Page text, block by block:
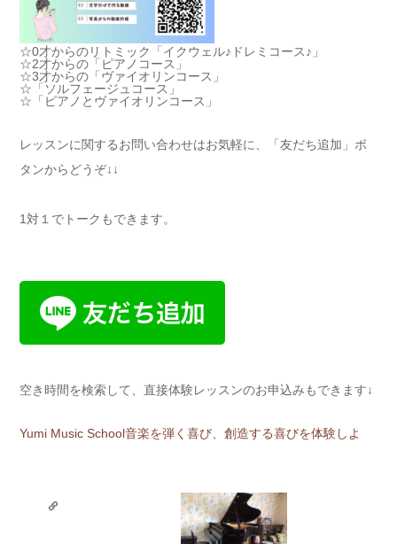
☆0才からのリトミック「イクウェル♪ドレミコース♪」
☆2才からの「ピアノコース」
☆3才からの「ヴァイオリンコース」
☆「ソルフェージュコース」
☆「ピアノとヴァイオリンコース」
レッスンに関するお問い合わせはお気軽に、「友だち追加」ボ
タンからどうぞ↓↓
1対１でトークもできます。
空き時間を検索して、直接体験レッスンのお申込みもできます↓
Yumi Music School音楽を弾く喜び、創造する喜びを体験しよ